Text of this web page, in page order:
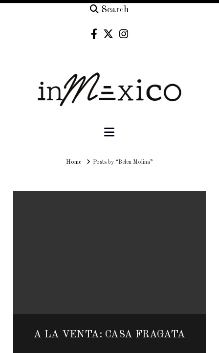
Search
Navigation
HomeHomePosts by “Belen Molina”
A LA VENTA: CASA FRAGATA